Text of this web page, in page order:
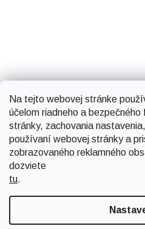
Na tejto webovej stránke
účelom riadneho a bezpečného
stránky, zachovania
používaní webovej stránky a
zobrazovaného reklamného
dozviete
tu.